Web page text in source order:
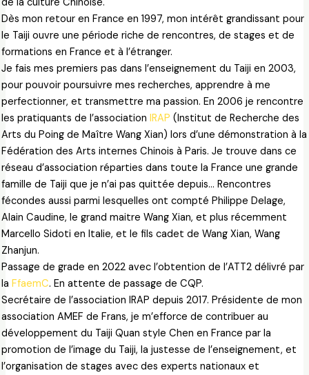
Dès mon retour en France en 1997, mon intérêt grandissant pour
le Taiji ouvre une période riche de rencontres, de stages et de
formations en France et à l’étranger.
Je fais mes premiers pas dans l’enseignement du Taiji en 2003,
pour pouvoir poursuivre mes recherches, apprendre à me
perfectionner, et transmettre ma passion. En 2006 je rencontre
les pratiquants de l’associationIRAP (Institut de Recherche des
Arts du Poing de Maître Wang Xian) lors d’une démonstration à la
Fédération des Arts internes Chinois à Paris. Je trouve dans ce
réseau d’association réparties dans toute la France une grande
famille de Taiji que je n’ai pas quittée depuis… Rencontres
fécondes aussi parmi lesquelles ont compté Philippe Delage,
Alain Caudine, le grand maitre Wang Xian, et plus récemment
Marcello Sidoti en Italie, et le fils cadet de Wang Xian, Wang
Zhanjun.
Passage de grade en 2022 avec l’obtention de l’ATT2 délivré par
laFfaemC. En attente de passage de CQP.
Secrétaire de l’association IRAP depuis 2017. Présidente de mon
association AMEF de Frans, je m’efforce de contribuer au
développement du Taiji Quan style Chen en France par la
promotion de l’image du Taiji, la justesse de l’enseignement, et
l’organisation de stages avec des experts nationaux et